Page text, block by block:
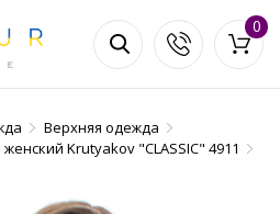
0
Верхняя одежда
Krutyakov "CLASSIC" 4911